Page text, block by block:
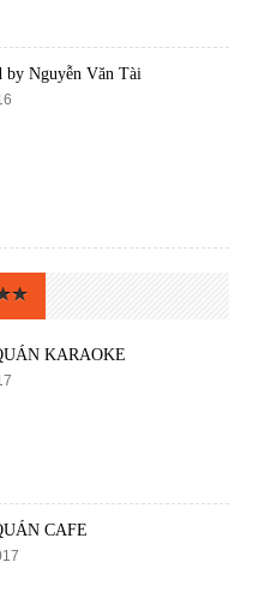
by Nguyễn Văn Tài
KARAOKE
CAFE